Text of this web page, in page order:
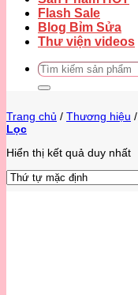
Flash Sale
Blog Bỉm Sửa
Thư viện videos
Tìm
Trang chủ / Thương hiệu /
Lọc
Hiển thị kết quả duy nhất